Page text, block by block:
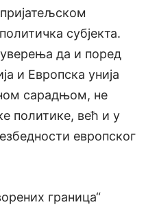
субјекта.
да и поред
и Европска унија
сарадњом, не
политике, већ и у
европског
граница“